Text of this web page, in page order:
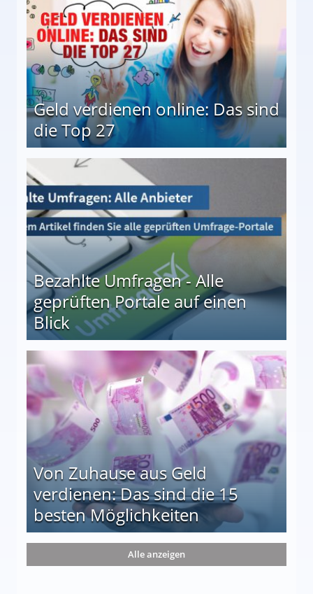
Geld verdienen online: Das sind
die Top 27
Bezahlte Umfragen - Alle
geprüften Portale auf einen
Blick
auf einen Blick
Von Zuhause aus Geld
verdienen: Das sind die 15
besten Möglichkeiten
die 15 besten Möglichkeiten
Alle anzeigen